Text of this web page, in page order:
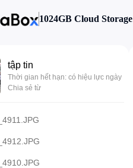
1024GB Cloud Storage
tập tin
Thời gian hết hạn: có hiệu lực ngày
Chia sẻ từ